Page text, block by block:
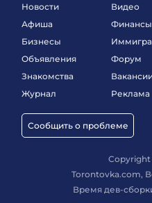
Новости
Афиша
Бизнесы
Объявления
Знакомства
Журнал
Сообщить о проблеме
Видео
Финансы
Форум
Реклама
Copyright
Torontovka.com,
Время дев-